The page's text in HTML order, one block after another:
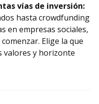
vías de inversión:
hasta crowdfunding
en empresas sociales,
Elige la que
valores y horizonte